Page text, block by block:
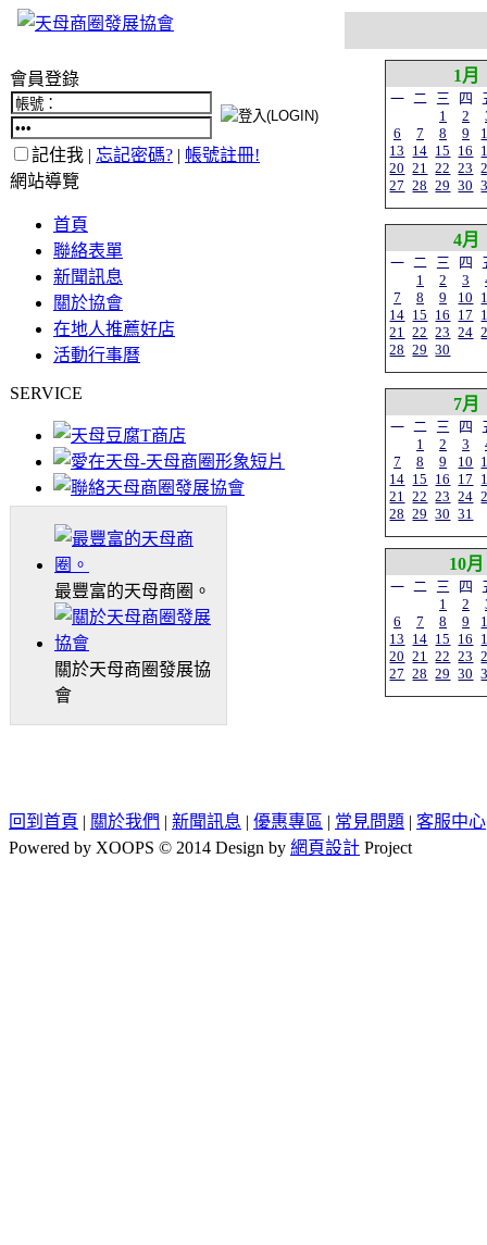
會員登錄
記住我 | 忘記密碼? | 帳號註冊!
網站導覽
首頁
聯絡表單
新聞訊息
關於協會
在地人推薦好店
活動行事曆
SERVICE
最豐富的天母商圈。
關於天母商圈發展協
會
1月
一 二 三 四
1
2
6
7 8 9
13 14 15 16
20 21 22 23
27 28 29 30
4月
一 二 三 四
1
2 3
7
8 9 10
14 15 16 17
21 22 23 24
28 29 30
7月
一 二 三 四
1
2 3
7
8 9 10
14 15 16 17
21 22 23 24
28 29 30 31
10月
一 二 三 四
1
2
6
7 8 9
13 14 15 16
20 21 22 23
27 28 29 30
回到首頁 | 關於我們 | 新聞訊息 | 優惠專區 | 常見問題 | 客服中心
Powered by XOOPS © 2014 Design by 網頁設計 Project